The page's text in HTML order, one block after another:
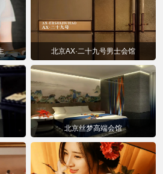
北京AX·⼆⼗九号男⼠会馆
北京丝梦高端会馆